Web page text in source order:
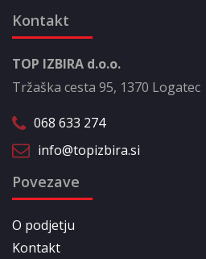
Kontakt
TOP IZBIRA d.o.o.
Tržaška cesta 95, 1370 Logatec
068 633 274
info@topizbira.si
Povezave
O podjetju
Kontakt